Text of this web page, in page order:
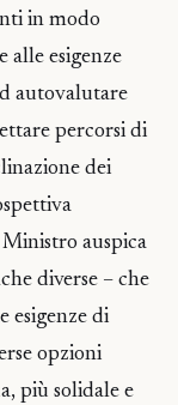
in modo
alle esigenze
autovalutare
percorsi di
dei
auspica
diverse – che
esigenze di
opzioni
più solidale e